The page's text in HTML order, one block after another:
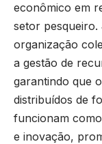
econômico em
setor pesqueiro.
organização
a gestão de
garantindo que
distribuídos de
funcionam
e inovação,